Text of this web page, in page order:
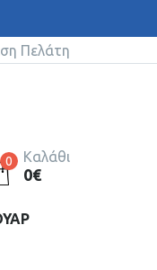
Πελάτη
0 Καλάθι
0€